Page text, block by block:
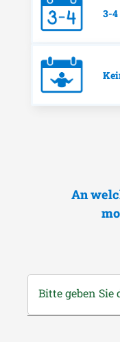
3-
An
Bitte geben Sie